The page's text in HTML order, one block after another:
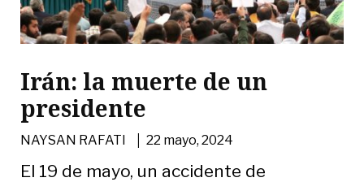
Irán: la muerte de un
presidente
NAYSAN RAFATI |22 mayo, 2024
El 19 de mayo, un accidente de